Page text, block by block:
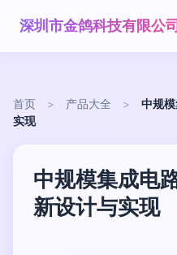
深圳市金鸽科技有限公
首页 > 产品大全 >
中规
实现
中规模集成电
新设计与实现